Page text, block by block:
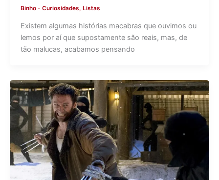
Binho - Curiosidades, Listas
Existem algumas histórias macabras que ouvimos ou
lemos por aí que supostamente são reais, mas, de
tão malucas, acabamos pensando